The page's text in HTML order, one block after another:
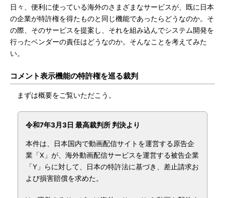
日々、便利に使っている海外のさまざまなサービスが、既に日本
の企業が特許権を得たものと同じ機能であったらどうなのか。そ
の際、そのサービスを提案し、それを組み込んでシステム開発を
行ったベンダーの責任はどうなのか。そんなことを考えてみた
い。
コメント表示機能の特許権を巡る裁判
まずは概要をご覧いただこう。
令和7年3月3日 最高裁判所 判決より
本件は、日本国内で動画配信サイトを運営する原告企
業「X」が、海外動画配信サービスを運営する被告企業
「Y」らに対して、日本の特許法に基づき、差止請求お
よび損害賠償を求めた。